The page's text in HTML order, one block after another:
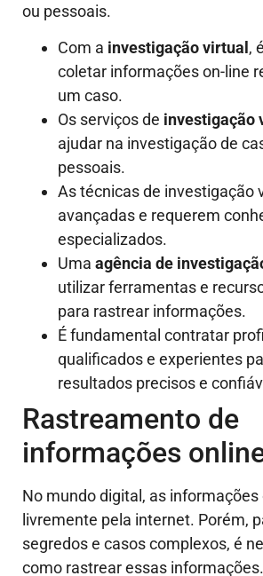
ou pessoais.
Com a investigação virtual ,
coletar informações on-line
um caso.
Os serviços de investigação
ajudar na investigação de
pessoais.
As técnicas de investigação
avançadas e requerem
especializados.
Uma agência de
utilizar ferramentas e
para rastrear informações.
É fundamental contratar
qualificados e experientes
resultados precisos e
Rastreamento de
informações
No mundo digital, as informações
livremente pela internet. Porém,
segredos e casos complexos, é
como rastrear essas